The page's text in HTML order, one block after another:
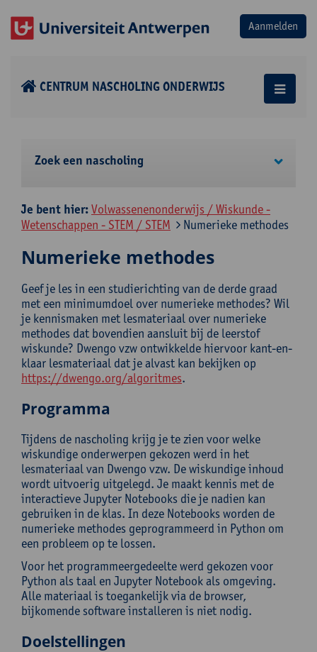
CENTRUM NASCHOLING ONDERWIJS
Zoek een nascholing
Je bent hier:Volwassenenonderwijs / Wiskunde -
Wetenschappen - STEM / STEM
Numerieke methodes
Numerieke methodes
Geef je les in een studierichting van de derde graad
met een minimumdoel over numerieke methodes? Wil
je kennismaken met lesmateriaal over numerieke
methodes dat bovendien aansluit bij de leerstof
wiskunde? Dwengo vzw ontwikkelde hiervoor kant-en-
klaar lesmateriaal dat je alvast kan bekijken op
https://dwengo.org/algoritmes.
Programma
Tijdens de nascholing krijg je te zien voor welke
wiskundige onderwerpen gekozen werd in het
lesmateriaal van Dwengo vzw. De wiskundige inhoud
wordt uitvoerig uitgelegd. Je maakt kennis met de
interactieve Jupyter Notebooks die je nadien kan
gebruiken in de klas. In deze Notebooks worden de
numerieke methodes geprogrammeerd in Python om
een probleem op te lossen.
Voor het programmeergedeelte werd gekozen voor
Python als taal en Jupyter Notebook als omgeving.
Alle materiaal is toegankelijk via de browser,
bijkomende software installeren is niet nodig.
Doelstellingen